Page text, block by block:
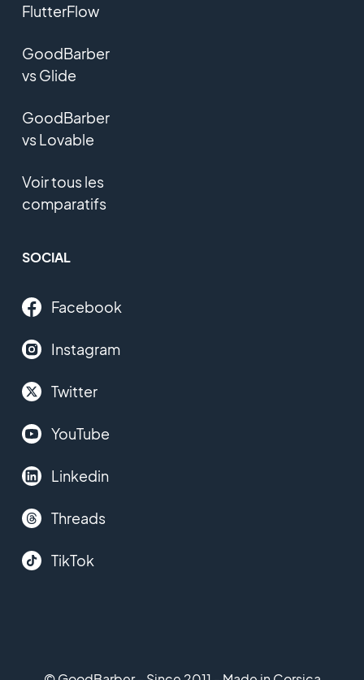
FlutterFlow
GoodBarber
vs Glide
GoodBarber
vs Lovable
Voir tous les
comparatifs
SOCIAL
Facebook
Instagram
Twitter
YouTube
Linkedin
Threads
TikTok